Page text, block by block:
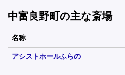
中富良野町の主な斎場
名称
アシストホールふらの